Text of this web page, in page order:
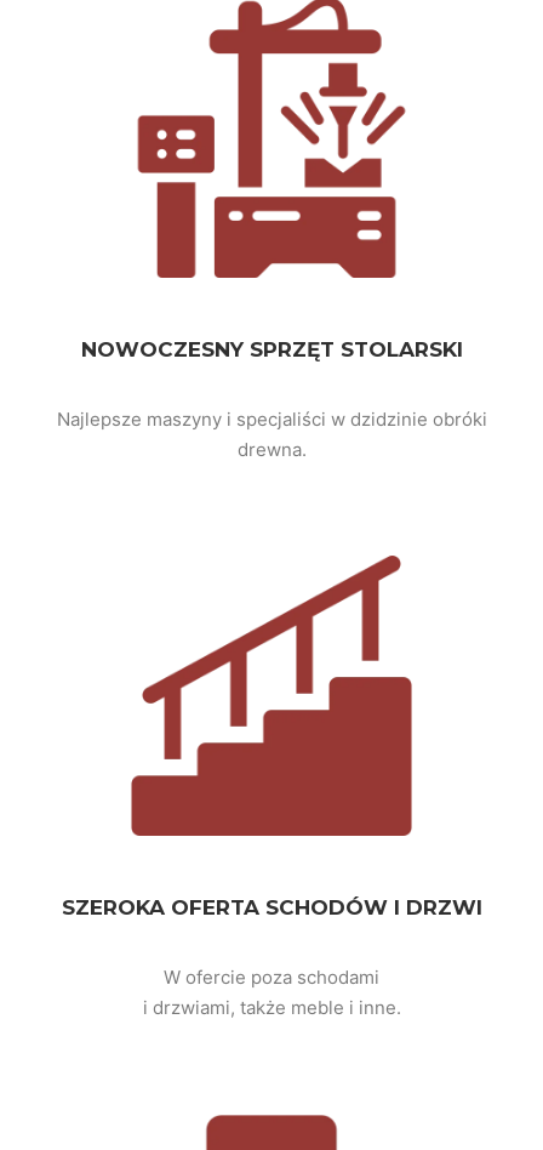
NOWOCZESNY SPRZĘT STOLARSKI
Najlepsze maszyny i specjaliści w dzidzinie obróki
drewna.
SZEROKA OFERTA SCHODÓW I DRZWI
W ofercie poza schodami
i drzwiami, także meble i inne.